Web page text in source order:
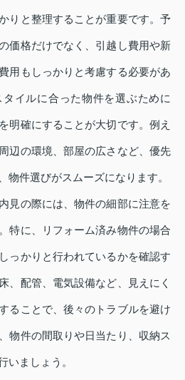
りと整理することが重要です。予
価格だけでなく、引越し費用や新
用もしっかりと考慮する必要があ
イルに合った物件を選ぶために
明確にすることが大切です。例え
辺の環境、部屋の広さなど、優先
物件選びがスムーズになります。
見の際には、物件の細部に注意を
特に、リフォーム済み物件の場合
っかりと行われているかを確認す
、配管、電気設備など、見えにく
ることで、後々のトラブルを避け
物件の間取りや日当たり、収納ス
いましょう。